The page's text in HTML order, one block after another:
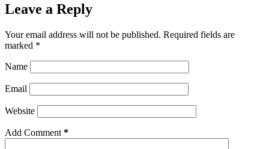
Leave a Reply
Your email address will not be published. Required fields are
marked *
Name
Email
Website
Add Comment *